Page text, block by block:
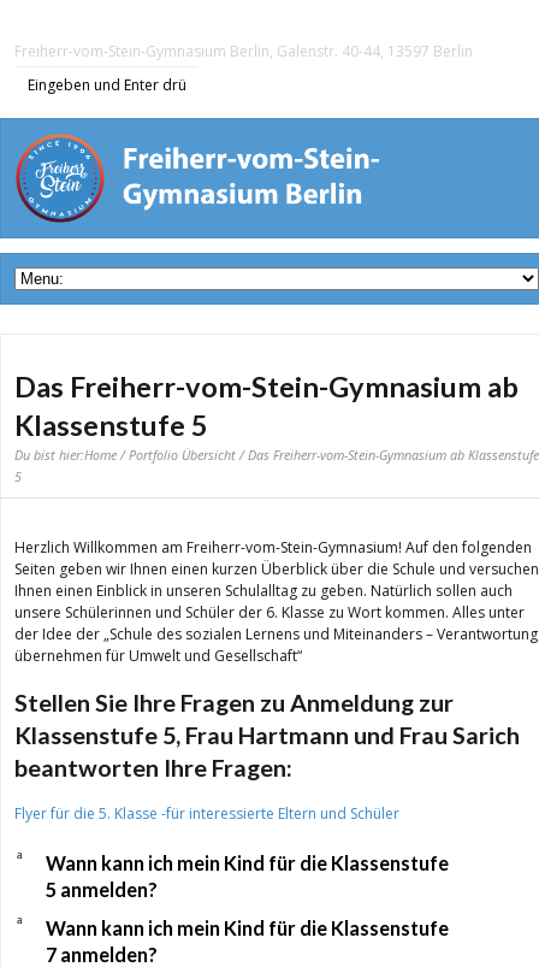
Freiherr-vom-Stein-Gymnasium Berlin, Galenstr. 40-44, 13597 Berlin
Das Freiherr-vom-Stein-Gymnasium ab
Klassenstufe 5
Du bist hier:Home/Portfolio Übersicht/ Das Freiherr-vom-Stein-Gymnasium ab Klassenstufe
5
Herzlich Willkommen am Freiherr-vom-Stein-Gymnasium! Auf den folgenden
Seiten geben wir Ihnen einen kurzen Überblick über die Schule und versuchen
Ihnen einen Einblick in unseren Schulalltag zu geben. Natürlich sollen auch
unsere Schülerinnen und Schüler der 6. Klasse zu Wort kommen. Alles unter
der Idee der „Schule des sozialen Lernens und Miteinanders – Verantwortung
übernehmen für Umwelt und Gesellschaft“
Stellen Sie Ihre Fragen zu Anmeldung zur
Klassenstufe 5, Frau Hartmann und Frau Sarich
beantworten Ihre Fragen:
Flyer für die 5. Klasse -für interessierte Eltern und Schüler
a
Wann kann ich mein Kind für die Klassenstufe
5 anmelden?
a
Wann kann ich mein Kind für die Klassenstufe
7 anmelden?